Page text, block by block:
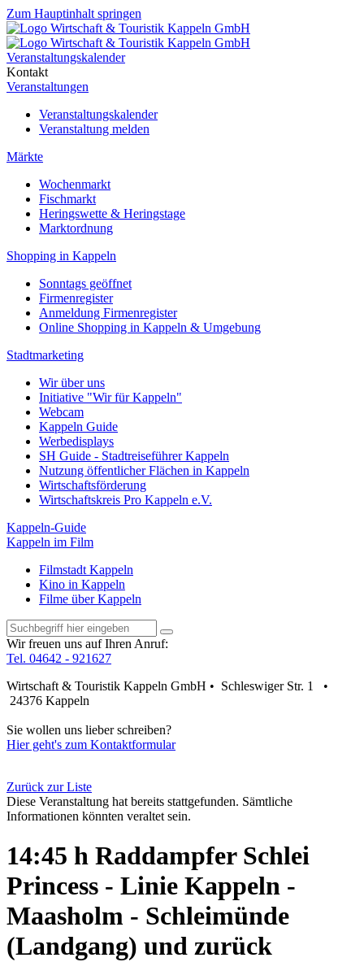
Zum Hauptinhalt springen
Veranstaltungskalender
Kontakt
Veranstaltungen
Veranstaltungskalender
Veranstaltung melden
Märkte
Wochenmarkt
Fischmarkt
Heringswette & Heringstage
Marktordnung
Shopping in Kappeln
Sonntags geöffnet
Firmenregister
Anmeldung Firmenregister
Online Shopping in Kappeln & Umgebung
Stadtmarketing
Wir über uns
Initiative "Wir für Kappeln"
Webcam
Kappeln Guide
Werbedisplays
SH Guide - Stadtreiseführer Kappeln
Nutzung öffentlicher Flächen in Kappeln
Wirtschaftsförderung
Wirtschaftskreis Pro Kappeln e.V.
Kappeln-Guide
Kappeln im Film
Filmstadt Kappeln
Kino in Kappeln
Filme über Kappeln
Wir freuen uns auf Ihren Anruf:
Tel. 04642 - 921627
Wirtschaft & Touristik Kappeln GmbH • Schleswiger Str. 1 •
24376 Kappeln
Sie wollen uns lieber schreiben?
Hier geht's zum Kontaktformular
Zurück zur Liste
Diese Veranstaltung hat bereits stattgefunden. Sämtliche
Informationen könnten veraltet sein.
14:45 h Raddampfer Schlei
Princess - Linie Kappeln -
Maasholm - Schleimünde
(Landgang) und zurück